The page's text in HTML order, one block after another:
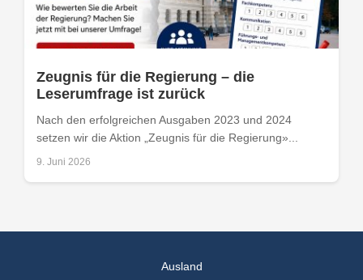
Zeugnis für die Regierung – die
Leserumfrage ist zurück
Nach den erfolgreichen Ausgaben 2023 und 2024
setzen wir die Aktion „Zeugnis für die Regierung»...
9. Juni 2026
Ausland